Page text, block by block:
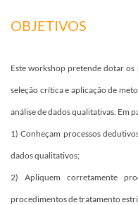
OBJETIVOS
​​Este workshop pretende dotar os
seleção crítica e aplicação de
análise de dados qualitativas. Em
1) Conheçam processos
dados qualitativos;
2) Apliquem corretamente
procedimen​​tos de tratamento